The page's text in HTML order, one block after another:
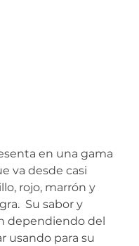
en una gama
va desde casi
rojo, marrón y
Su sabor y
dependiendo del
usando para su